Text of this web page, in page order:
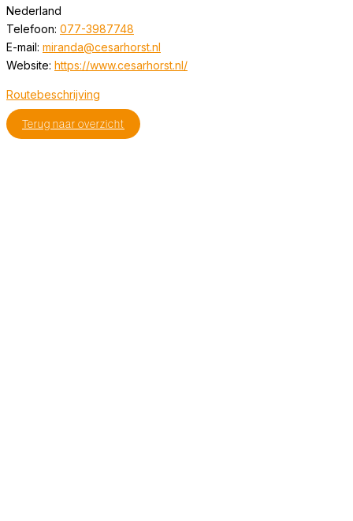
Nederland
Telefoon: 077-3987748
E-mail: miranda@cesarhorst.nl
Website: https://www.cesarhorst.nl/
Routebeschrijving
Terug naar overzicht